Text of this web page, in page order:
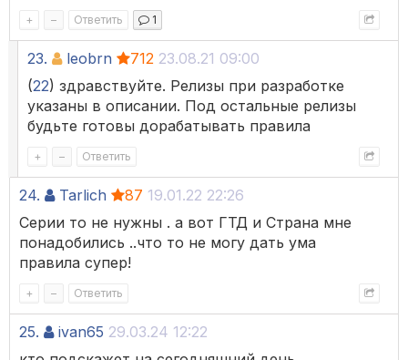
+ – Ответить 1
23. leobrn 712 23.08.21 09:00
(22) здравствуйте. Релизы при разработке
указаны в описании. Под остальные релизы
будьте готовы дорабатывать правила
+ – Ответить
24. Tarlich 87 19.01.22 22:26
Серии то не нужны . а вот ГТД и Страна мне
понадобились ..что то не могу дать ума
правила супер!
+ – Ответить
25. ivan65 29.03.24 12:22